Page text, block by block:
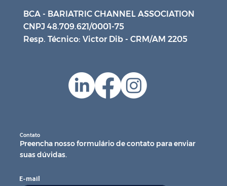
BCA - BARIATRIC CHANNEL ASSOCIATION
CNPJ 48.709.621/0001-75
Resp. Técnico: Victor Dib - CRM/AM 2205
Contato
Preencha nosso formulário de contato para enviar
suas dúvidas.
E-mail